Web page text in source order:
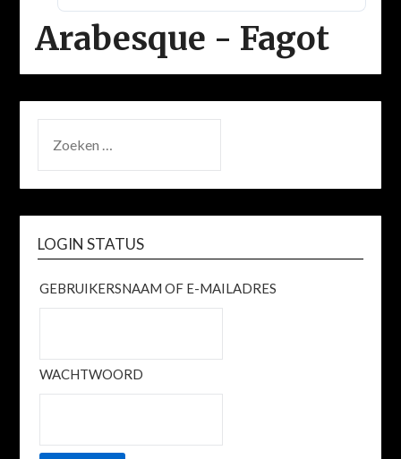
Arabesque - Fagot
NAAR:
LOGIN STATUS
GEBRUIKERSNAAM OF E-MAILADRES
WACHTWOORD